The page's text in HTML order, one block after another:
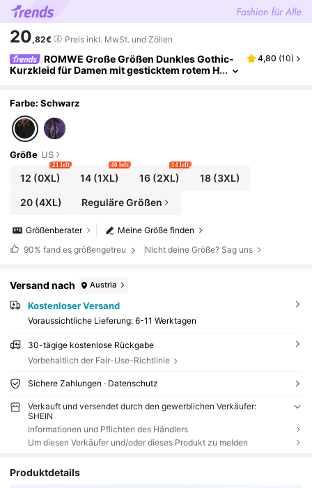
20,82€ Preis inkl. MwSt. und Zöllen
ROMWE Große Größen Dunkles Gothic-
Kurzkleid für Damen mit gesticktem rotem H
4,80 (10)
Farbe: Schwarz
Größe US
12 (0XL)
21 left
14 (1XL)
40 left
16(2XL)
14 left
18(3XL)
20(4XL) Reguläre Größen
Meine Größe finden
Größenberater
90% fand es größengetreu Nicht deine Größe? Sag uns
Versand nach Austria
Kostenloser Versand
Voraussichtliche Lieferung: 6-11 Werktagen
30-tägige kostenlose Rückgabe
Vorbehaltlich der Fair-Use-Richtlinie
Sichere Zahlungen · Datenschutz
Verkauft und versendet durch den gewerblichen Verkäufer:
SHEIN
Informationen und Pflichten des Händlers
Um diesen Verkäufer und/oder dieses Produkt zu melden
Produktdetails